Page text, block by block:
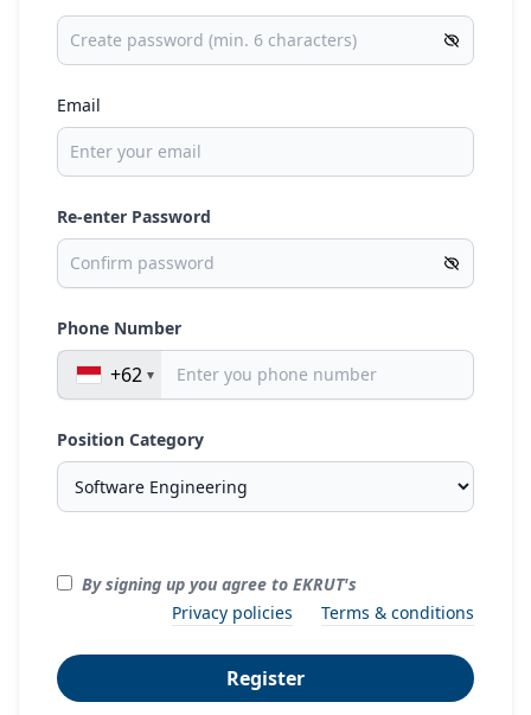
Email
Re-enter Password
Phone Number
+62
Position Category
By signing up you agree to EKRUT's
Privacy policies
Terms & conditions
Register